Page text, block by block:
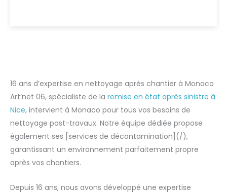
16 ans d’expertise en nettoyage après chantier à Monaco
Art’net 06, spécialiste de la remise en état après sinistre à
Nice, intervient à Monaco pour tous vos besoins de
nettoyage post-travaux. Notre équipe dédiée propose
également ses [services de décontamination](/),
garantissant un environnement parfaitement propre
après vos chantiers.
Depuis 16 ans, nous avons développé une expertise